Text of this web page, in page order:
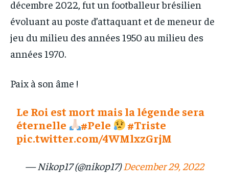
décembre 2022, fut un footballeur brésilien
évoluant au poste d’attaquant et de meneur de
jeu du milieu des années 1950 au milieu des
années 1970.
Paix à son âme !
Le Roi est mort mais la légende sera
éternelle
#Pele
#Triste
pic.twitter.com/4WMlxzGrjM
— Nikop17 (@nikop17) December 29, 2022